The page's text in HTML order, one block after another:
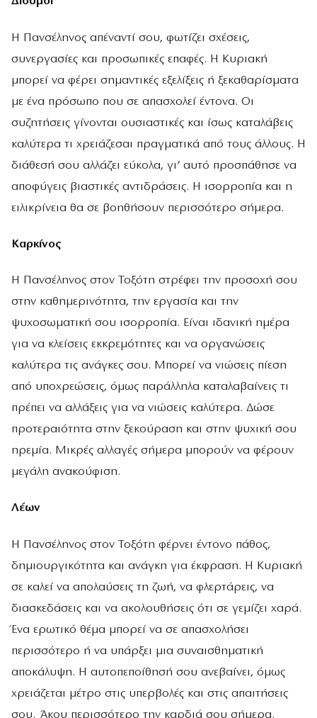
Η Πανσέληνος απέναντί σου, φωτίζει σχέσεις,
συνεργασίες και προσωπικές επαφές. Η Κυριακή
μπορεί να φέρει σημαντικές εξελίξεις ή ξεκαθαρίσματα
με ένα πρόσωπο που σε απασχολεί έντονα. Οι
συζητήσεις γίνονται ουσιαστικές και ίσως καταλάβεις
καλύτερα τι χρειάζεσαι πραγματικά από τους άλλους. Η
διάθεσή σου αλλάζει εύκολα, γι’ αυτό προσπάθησε να
αποφύγεις βιαστικές αντιδράσεις. Η ισορροπία και η
ειλικρίνεια θα σε βοηθήσουν περισσότερο σήμερα.
Καρκίνος
Η Πανσέληνος στον Τοξότη στρέφει την προσοχή σου
στην καθημερινότητα, την εργασία και την
ψυχοσωματική σου ισορροπία. Είναι ιδανική ημέρα
για να κλείσεις εκκρεμότητες και να οργανώσεις
καλύτερα τις ανάγκες σου. Μπορεί να νιώσεις πίεση
από υποχρεώσεις, όμως παράλληλα καταλαβαίνεις τι
πρέπει να αλλάξεις για να νιώσεις καλύτερα. Δώσε
προτεραιότητα στην ξεκούραση και στην ψυχική σου
ηρεμία. Μικρές αλλαγές σήμερα μπορούν να φέρουν
μεγάλη ανακούφιση.
Λέων
Η Πανσέληνος στον Τοξότη φέρνει έντονο πάθος,
δημιουργικότητα και ανάγκη για έκφραση. Η Κυριακή
σε καλεί να απολαύσεις τη ζωή, να φλερτάρεις, να
διασκεδάσεις και να ακολουθήσεις ότι σε γεμίζει χαρά.
Ένα ερωτικό θέμα μπορεί να σε απασχολήσει
περισσότερο ή να υπάρξει μια συναισθηματική
αποκάλυψη. Η αυτοπεποίθησή σου ανεβαίνει, όμως
χρειάζεται μέτρο στις υπερβολές και στις απαιτήσεις
σου. Άκου περισσότερο την καρδιά σου σήμερα.